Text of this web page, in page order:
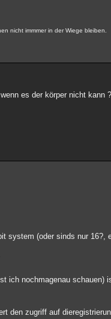
nicht immmer in der Wiege bleiben.
es der körper nicht kann
system (oder sinds nur 16?,
ich nochmagenau schauen)
den zugriff auf